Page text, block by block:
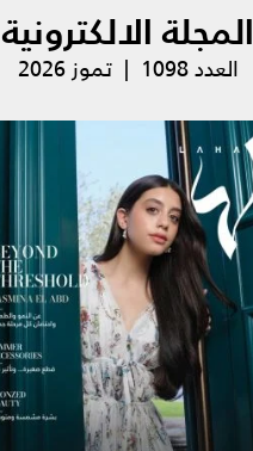
المجلة الالكترونية
العدد 1098 | تموز 2026